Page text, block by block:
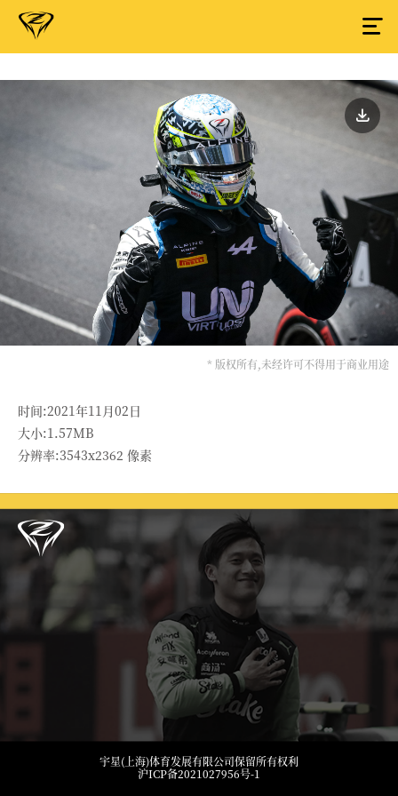
* 版权所有,未经许可不得用于商业用途
时间:2021年11月02日
大小:1.57MB
分辨率:3543x2362 像素
宇星(上海)体育发展有限公司保留所有权利
沪ICP备2021027956号-1